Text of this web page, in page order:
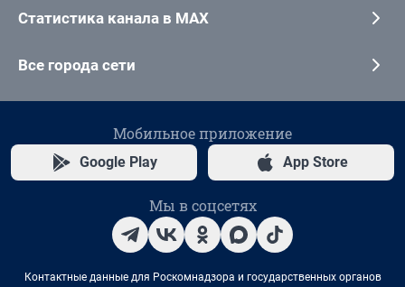
Статистика канала в MAX
Все города сети
Мобильное приложение
Google Play App Store
Мы в соцсетях
Контактные данные для Роскомнадзора и государственных органов